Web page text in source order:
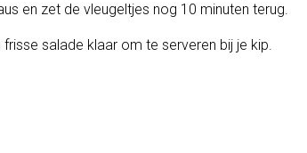
en zet de vleugeltjes nog 10 minuten terug.
frisse salade klaar om te serveren bij je kip.